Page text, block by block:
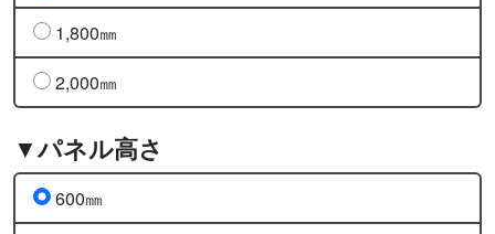
1,800㎜
2,000㎜
▼パネル高さ
600㎜